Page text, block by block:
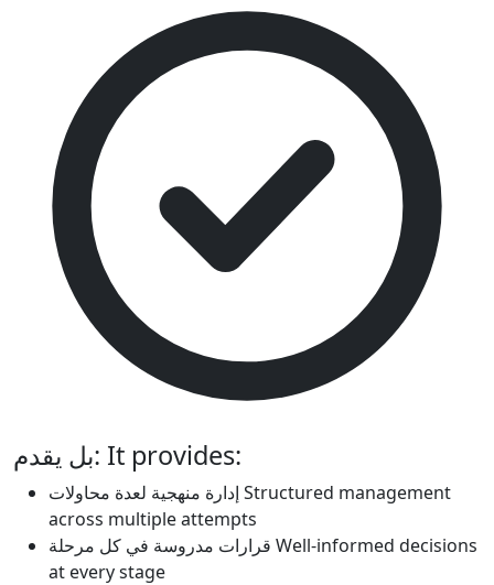
بل يقدم: It provides:
إدارة منهجية لعدة محاولات Structured management
across multiple attempts
قرارات مدروسة في كل مرحلة Well-informed decisions
at every stage